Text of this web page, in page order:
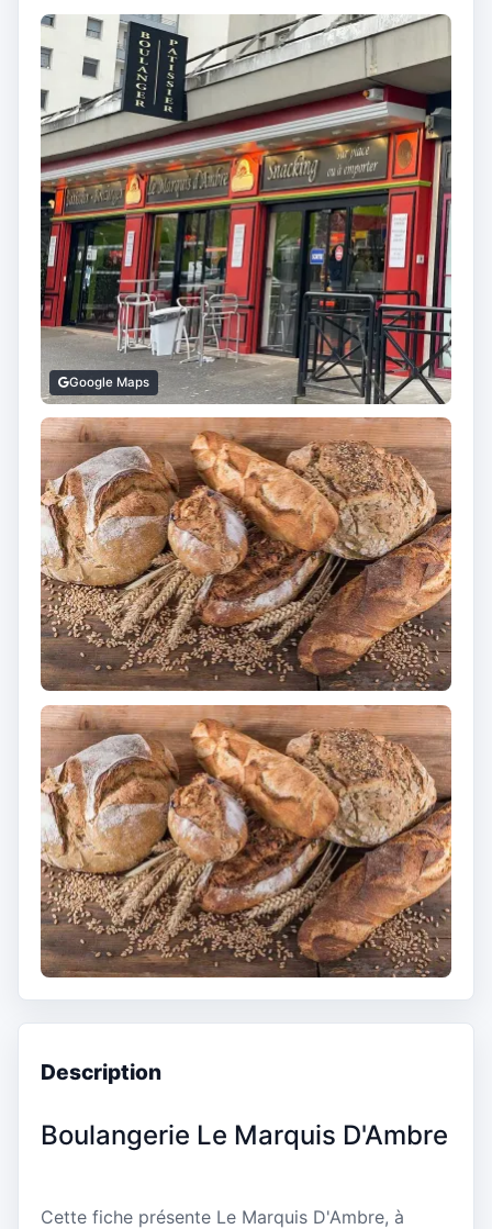
Google Maps
Description
Boulangerie Le Marquis D'Ambre
Cette fiche présente Le Marquis D'Ambre, à